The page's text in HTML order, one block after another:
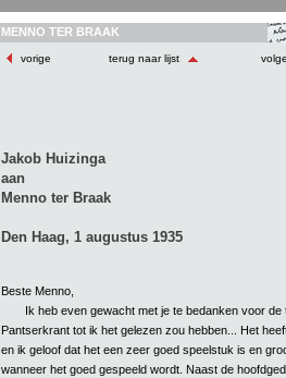
MENNO TER BRAAK
vorige terug naar lijst
Jakob Huizinga
aan
Menno ter Braak
Den Haag, 1 augustus 1935
Beste Menno,
Ik heb even gewacht met je te bedanken voor de
Pantserkrant tot ik het gelezen zou hebben... Het
en ik geloof dat het een zeer goed speelstuk is en
wanneer het goed gespeeld wordt. Naast de